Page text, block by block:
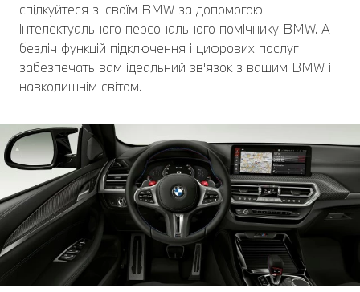
спілкуйтеся зі своїм BMW за допомогою
інтелектуального персонального помічнику BMW. А
безліч функцій підключення і цифрових послуг
забезпечать вам ідеальний зв'язок з вашим BMW і
навколишнім світом.